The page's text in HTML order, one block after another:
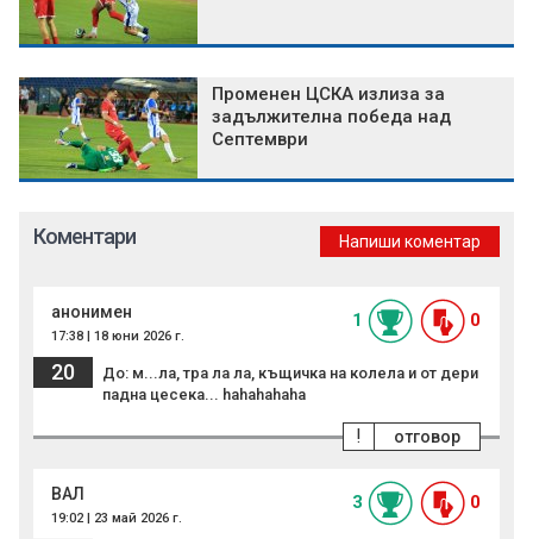
Променен ЦСКА излиза за
задължителна победа над
Септември
Коментари Напиши коментар
анонимен
17:38 | 18 юни 2026 г.
1 0
20
До: м...ла, тра ла ла, къщичка на колела и от дери
падна цесека... hahahahaha
отговор
!
ВАЛ
19:02 | 23 май 2026 г.
3 0